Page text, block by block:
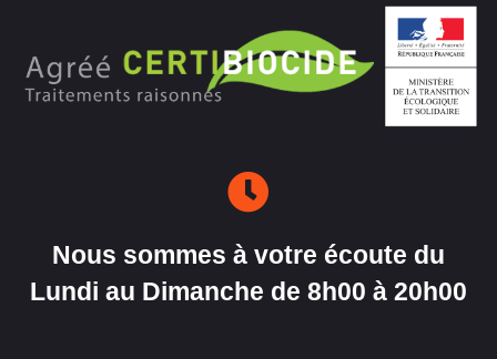
Nous sommes à votre écoute du
Lundi au Dimanche de 8h00 à 20h00